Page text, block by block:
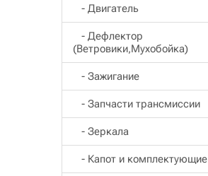
- Двигатель
- Дефлектор
(Ветровики,Мухобойка)
- Зажигание
- Запчасти трансмиссии
- Зеркала
- Капот и комплектующие